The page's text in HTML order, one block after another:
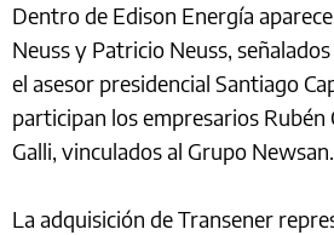
Dentro de Edison Energía
Neuss y Patricio Neuss,
el asesor presidencial Santiago
participan los empresarios
Galli, vinculados al Grupo Newsan.
La adquisición de Transener